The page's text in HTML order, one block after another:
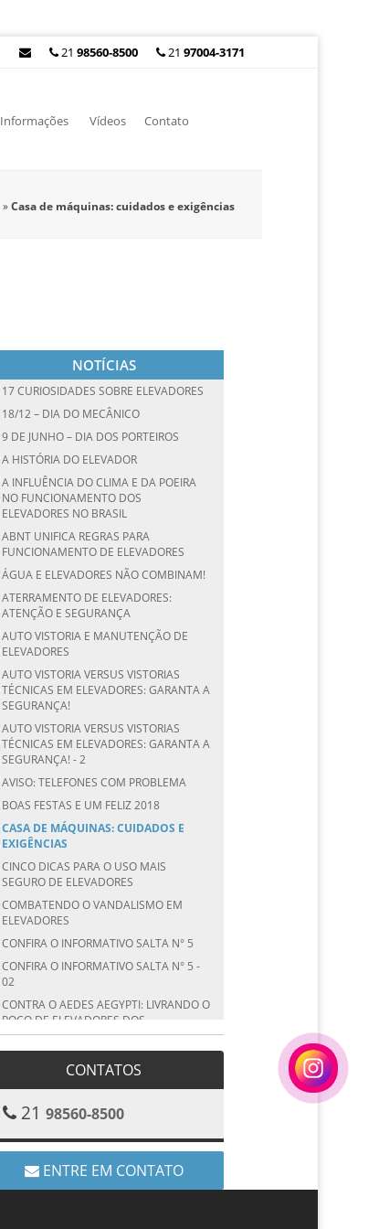
2197004-3171
2198560-8500
Informações Vídeos Contato
»Casa de máquinas: cuidados e exigências
NOTÍCIAS
17 CURIOSIDADES SOBRE ELEVADORES
18/12 – DIA DO MECÂNICO
9 DE JUNHO – DIA DOS PORTEIROS
A HISTÓRIA DO ELEVADOR
A INFLUÊNCIA DO CLIMA E DA POEIRA
NO FUNCIONAMENTO DOS
ELEVADORES NO BRASIL
ABNT UNIFICA REGRAS PARA
FUNCIONAMENTO DE ELEVADORES
ÁGUA E ELEVADORES NÃO COMBINAM!
ATERRAMENTO DE ELEVADORES:
ATENÇÃO E SEGURANÇA
AUTO VISTORIA E MANUTENÇÃO DE
ELEVADORES
AUTO VISTORIA VERSUS VISTORIAS
TÉCNICAS EM ELEVADORES: GARANTA A
SEGURANÇA!
AUTO VISTORIA VERSUS VISTORIAS
TÉCNICAS EM ELEVADORES: GARANTA A
SEGURANÇA! - 2
AVISO: TELEFONES COM PROBLEMA
BOAS FESTAS E UM FELIZ 2018
CASA DE MÁQUINAS: CUIDADOS E
EXIGÊNCIAS
CINCO DICAS PARA O USO MAIS
SEGURO DE ELEVADORES
COMBATENDO O VANDALISMO EM
ELEVADORES
CONFIRA O INFORMATIVO SALTA N° 5
CONFIRA O INFORMATIVO SALTA N° 5 -
02
CONTRA O AEDES AEGYPTI: LIVRANDO O
POÇO DE ELEVADORES DOS
MOSQUITOS
ELEVADORES
ELEVADORES NAS FÉRIAS
CUIDADO COM AS CRIANÇAS EM
ELEVADORES NAS FÉRIAS – PARTE I
CUIDADO COM ELEVADORES EM ÉPOCA
DE CHUVAS!
CONTATOS
21 98560-8500
ENTRE EM CONTATO